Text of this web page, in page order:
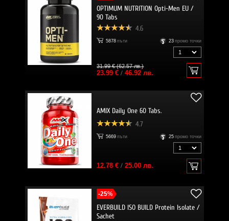
OPTIMUM NUTRITION Opti-Men EU /
90 Tabs
4.6
5878 пъти 23 промо точки
31.99 € (62.57 лв.)
23.99 €/ 46.92 лв.
AMIX Daily One 60 Tabs.
4.7
5669 пъти 25 промо точки
12.78 €/ 25.00 лв.
-25%
EVERBUILD ISO BUILD Protein Isolate /
Sachet